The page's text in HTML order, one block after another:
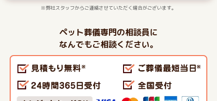
※弊社スタッフからご連絡させていただく場合がございます。
ペット葬儀専門の相談員に
なんでもご相談ください。